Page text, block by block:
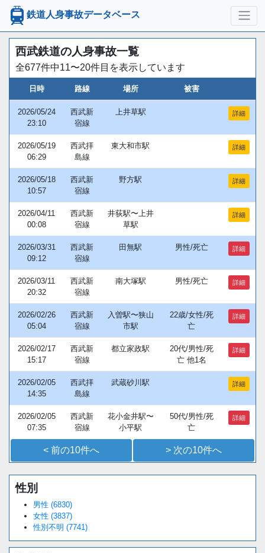
鉄道人身事故データベース
西武鉄道の人身事故一覧
全677件中11〜20件目を表示しています
日時 路線 場所 被害
2026/05/24
23:10
西武新
宿線
上井草駅 詳細
2026/05/19
06:29
西武拝
島線
東大和市駅 詳細
2026/05/18
10:57
西武新
宿線
野方駅 詳細
2026/04/11
00:08
西武新
宿線
井荻駅〜上井
草駅
詳細
2026/03/31
09:12
西武新
宿線
田無駅 男性/死亡 詳細
2026/03/11
20:32
西武新
宿線
南大塚駅 男性/死亡 詳細
2026/02/26
05:04
西武新
宿線
入曽駅〜狭山
市駅
22歳/女性/死
亡
詳細
2026/02/17
15:17
西武新
宿線
都立家政駅
20代/男性/死
亡 他1名
詳細
2026/02/05
14:35
西武拝
島線
武蔵砂川駅 詳細
2026/02/05
07:35
西武新
宿線
花小金井駅〜
小平駅
50代/男性/死
亡
詳細
< 前の10件へ > 次の10件へ
Unmute
性別
男性 (6830)
女性 (3837)
性別不明 (7741)